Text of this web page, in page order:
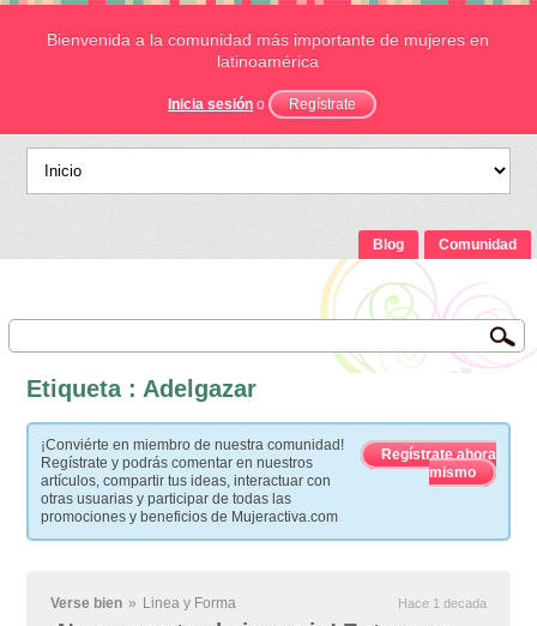
Bienvenida a la comunidad más importante de mujeres en
latinoamérica
Inicia sesión o Regístrate
Blog Comunidad
Etiqueta : Adelgazar
¡Conviérte en miembro de nuestra comunidad!
Regístrate y podrás comentar en nuestros
artículos, compartir tus ideas, interactuar con
otras usuarias y participar de todas las
promociones y beneficios de Mujeractiva.com
Regístrate ahora
mismo
Verse bien » Linea y Forma Hace 1 decada